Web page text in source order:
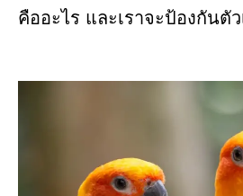
คืออะไร และเราจะป้องกันตัว